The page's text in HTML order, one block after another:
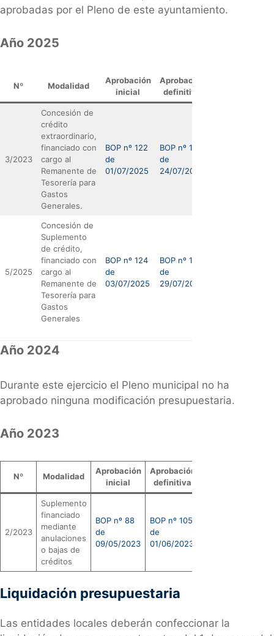
aprobadas por el Pleno de este ayuntamiento.
Año 2025
Nº Modalidad
Aprobación
inicial
Aprobación
definitiva
3/2023
Concesión de
crédito
extraordinario,
financiado con
cargo al
Remanente de
Tesorería para
Gastos
Generales.
BOP nº 122
de
01/07/2025
BOP nº 139
de
24/07/2025
5/2025
Concesión de
Suplemento
de crédito,
financiado con
cargo al
Remanente de
Tesorería para
Gastos
Generales
BOP nº 124
de
03/07/2025
BOP nº 142
de
29/07/2025
Año 2024
Durante este ejercicio el Pleno municipal no ha
aprobado ninguna modificación presupuestaria.
Año 2023
Nº Modalidad
Aprobación
inicial
Aprobación
definitiva
2/2023
Suplemento
financiado
mediante
anulaciones
o bajas de
créditos
BOP nº 88
de
09/05/2023
BOP nº 105
de
01/06/2023
Liquidación presupuestaria
Las entidades locales deberán confeccionar la